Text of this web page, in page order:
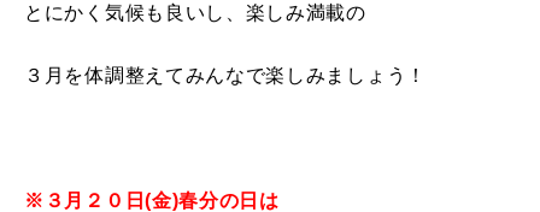
とにかく気候も良いし、楽しみ満載の
３月を体調整えてみんなで楽しみましょう！
※３月２０日(金)春分の日は